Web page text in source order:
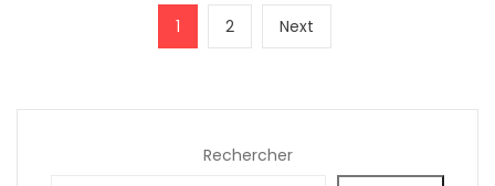
Pagination
des
Page
1 Page
2 Next
page
Rechercher